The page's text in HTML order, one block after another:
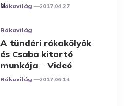
Posted
Rókavilág 2017.04.27
Rókavilág
A tündéri rókakölyök
és Csaba kitartó
munkája – Videó
Posted
Rókavilág 2017.06.14